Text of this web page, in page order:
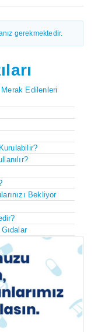
gerekmektedir.
Edilenleri
Bekliyor